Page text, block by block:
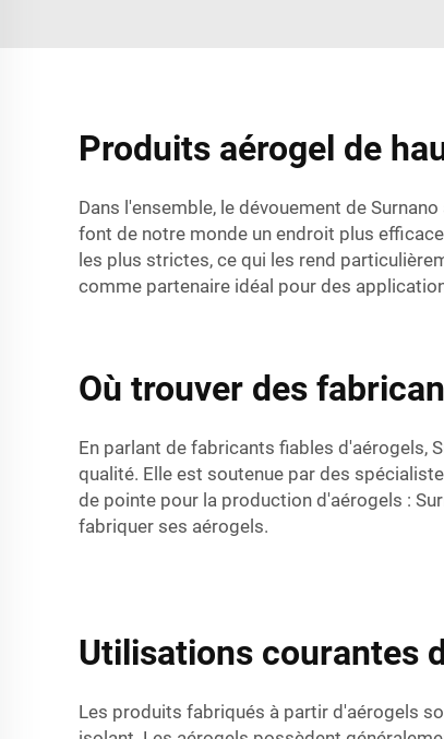
Produits aérogel de
Dans l'ensemble, le dévouement de
font de notre monde un endroit plus
les plus strictes, ce qui les rend
comme partenaire idéal pour des
Où trouver des
En parlant de fabricants fiables d'aérogels,
qualité. Elle est soutenue par des
de pointe pour la production d'aérogels :
fabriquer ses aérogels.
Utilisations courantes
Les produits fabriqués à partir d'aérogels